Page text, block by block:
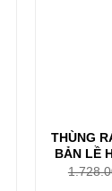
THÙNG
BẢN LỀ